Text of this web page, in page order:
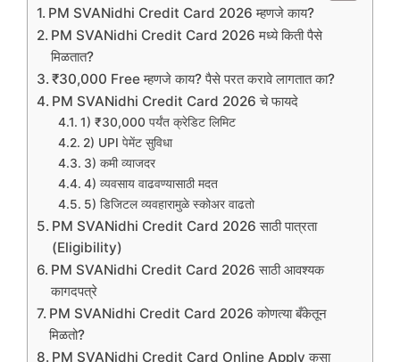
PM SVANidhi Credit Card 2026 म्हणजे काय?
PM SVANidhi Credit Card 2026 मध्ये किती पैसे
मिळतात?
₹30,000 Free म्हणजे काय? पैसे परत करावे लागतात का?
PM SVANidhi Credit Card 2026 चे फायदे
1) ₹30,000 पर्यंत क्रेडिट लिमिट
2) UPI पेमेंट सुविधा
3) कमी व्याजदर
4) व्यवसाय वाढवण्यासाठी मदत
5) डिजिटल व्यवहारामुळे स्कोअर वाढतो
PM SVANidhi Credit Card 2026 साठी पात्रता
(Eligibility)
PM SVANidhi Credit Card 2026 साठी आवश्यक
कागदपत्रे
PM SVANidhi Credit Card 2026 कोणत्या बँकेतून
मिळतो?
PM SVANidhi Credit Card Online Apply कसा